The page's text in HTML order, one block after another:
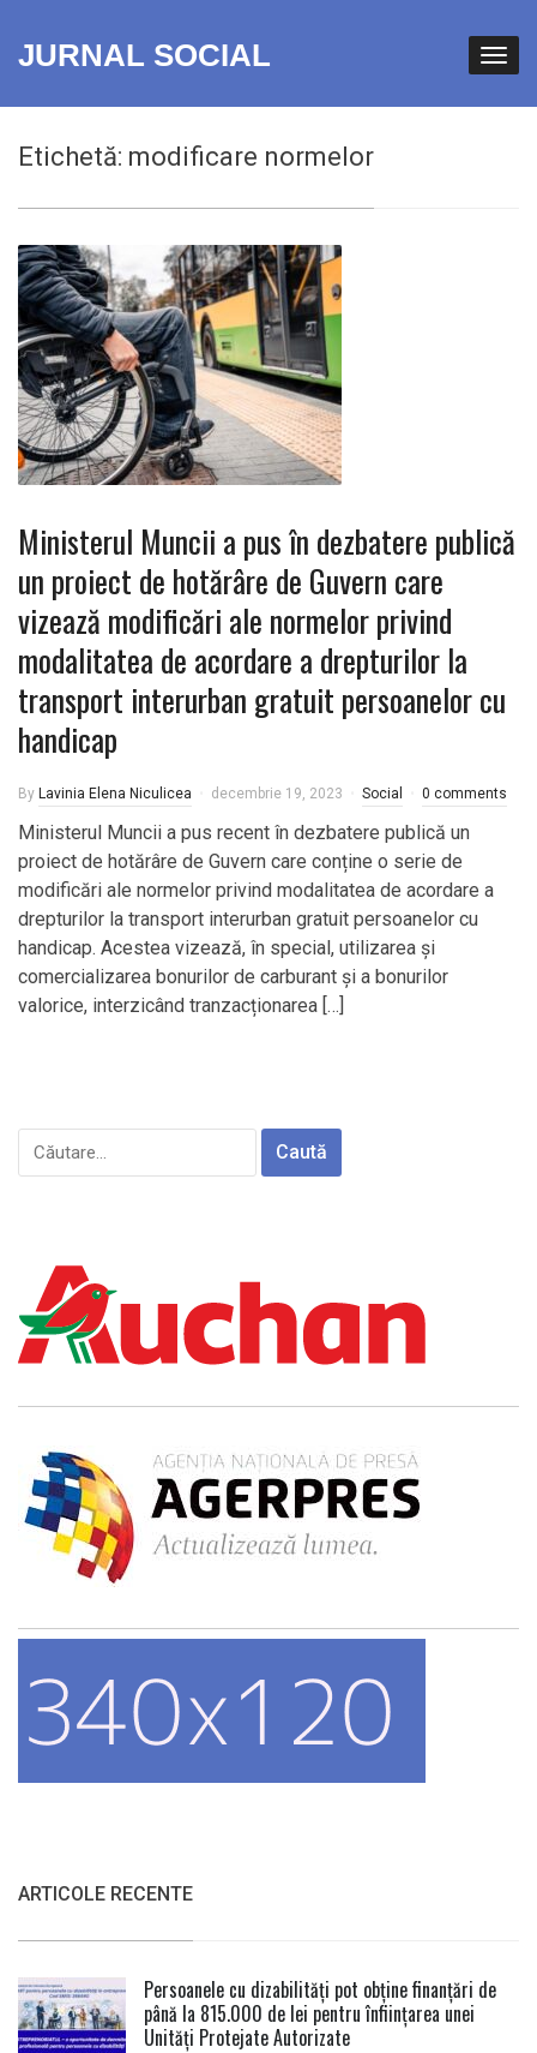
JURNAL SOCIAL
Etichetă: modificare normelor
Ministerul Muncii a pus în dezbatere publică
un proiect de hotărâre de Guvern care
vizează modificări ale normelor privind
modalitatea de acordare a drepturilor la
transport interurban gratuit persoanelor cu
handicap
By Lavinia Elena Niculicea decembrie 19, 2023 Social 0 comments
Ministerul Muncii a pus recent în dezbatere publică un
proiect de hotărâre de Guvern care conține o serie de
modificări ale normelor privind modalitatea de acordare a
drepturilor la transport interurban gratuit persoanelor cu
handicap. Acestea vizează, în special, utilizarea și
comercializarea bonurilor de carburant și a bonurilor
valorice, interzicând tranzacționarea […]
Caută
după:
ARTICOLE RECENTE
Persoanele cu dizabilități pot obține finanțări de
până la 815.000 de lei pentru înființarea unei
Unități Protejate Autorizate